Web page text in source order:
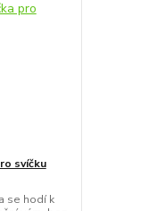
svíčku
se hodí k